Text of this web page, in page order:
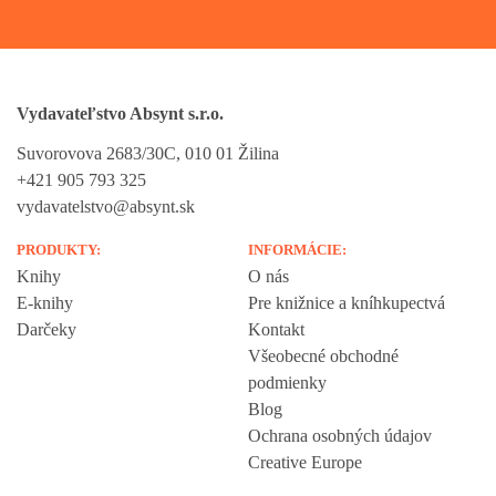
Vydavateľstvo Absynt s.r.o.
Suvorovova 2683/30C, 010 01 Žilina
+421 905 793 325
vydavatelstvo@absynt.sk
PRODUKTY:
Knihy
E-knihy
Darčeky
INFORMÁCIE:
O nás
Pre knižnice a kníhkupectvá
Kontakt
Všeobecné obchodné
podmienky
Blog
Ochrana osobných údajov
Creative Europe